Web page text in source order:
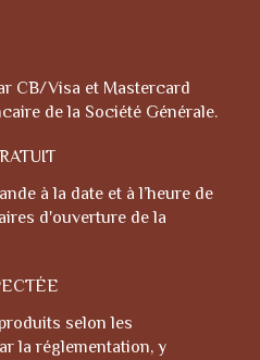
CB/Visa et Mastercard
de la Société Générale.
à la date et à l’heure de
d'ouverture de la
selon les
la réglementation, y